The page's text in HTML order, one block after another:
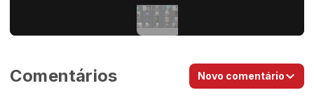
Comentários Novo comentário